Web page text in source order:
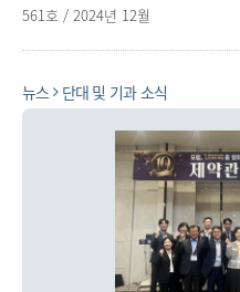
561호 / 2024년 12월
뉴스 단대 및 기과 소식